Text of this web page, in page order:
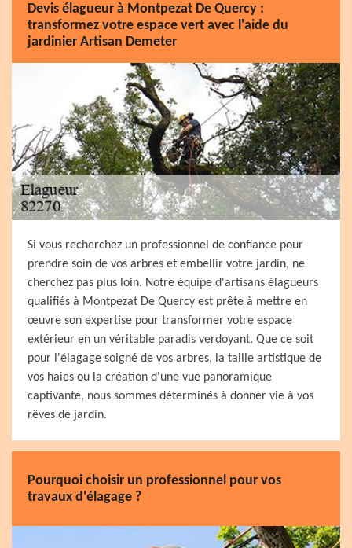
Devis élagueur à Montpezat De Quercy :
transformez votre espace vert avec l'aide du
jardinier Artisan Demeter
Si vous recherchez un professionnel de confiance pour
prendre soin de vos arbres et embellir votre jardin, ne
cherchez pas plus loin. Notre équipe d'artisans élagueurs
qualifiés à Montpezat De Quercy est prête à mettre en
œuvre son expertise pour transformer votre espace
extérieur en un véritable paradis verdoyant. Que ce soit
pour l'élagage soigné de vos arbres, la taille artistique de
vos haies ou la création d'une vue panoramique
captivante, nous sommes déterminés à donner vie à vos
rêves de jardin.
Pourquoi choisir un professionnel pour vos
travaux d'élagage ?